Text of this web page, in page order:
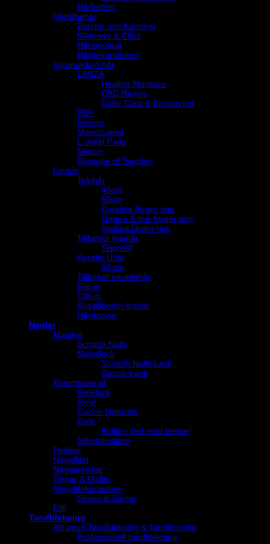
Hårbotten
Hårtillbehör
Borstar och Kammar
Klämmor & Clips
Hårsnoddar
Hårdekorationer
Varumärken hår
LANZA
Healing Moisture
CBD Revive
Color Care & Preserving
REF
Revlon
Moroccanoil
L´oréal Paris
Neccin
Grazette of Sweden
Löshår
Tejphår
40cm
60cm
Kreativa färger tejp
Ombre & mix färger tejp
Vanliga färger tejp
Tillbehör tejphår
Tejprefill
Keratin U-tip
50 cm
Tillbehör keratinhår
Flip in
Clip-in
Alla tillbehör löshår
Hårdockor
Naglar
Manikyr
Scratch Nails
Nagellack
Scratch Nails Lack
Cuccio Lack
Konstmaterial
Gelélack
Akryl
Cuccio Naturale
Gelé
Builder Gel med pensel
Silke/glasfiber
Pedikyr
Nagelfilar
Nagelpenslar
Tippar & Mallar
Nageldekorationer
Strass & Stenar
Elfil
Tandblekning
Allt inom Tandblekning & Tandsmycke
Professionell tandblekning